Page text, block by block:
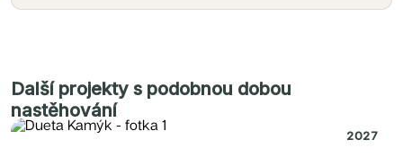
Další projekty s podobnou dobou
nastěhování
2027